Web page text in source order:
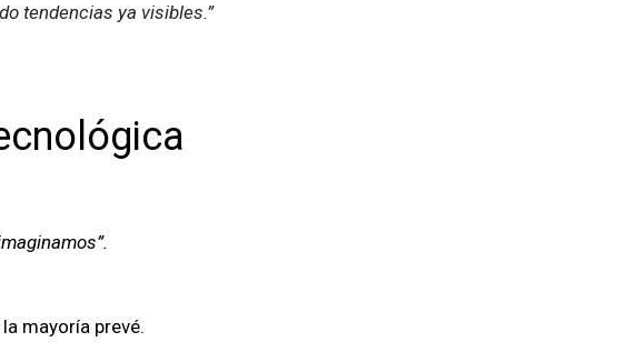
tendencias ya visibles.”
mayoría prevé.